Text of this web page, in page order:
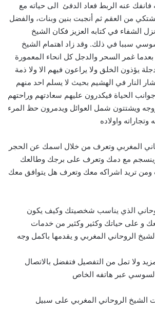
عنه الربط فعاد الدفئ الى حياته مع
من العقم ثم أنجبت بنين وبنات، والفضل
الشفاء في كتابه العزيز فكان الشيخ
سببا في ذلك. وقد زاد اهتمام الشيخ
بعدما غمر السحر والدجل كل انحاء المعمورة
يؤذون الخلق ولا يراعون فيهم الا ولا ذمة
النار في الهشيم بحيث لا يسلم احد منهم
الحياة فيكدرون عليهم سعادتهم وراحتهم
ويشتتون شمل العوائل ويدمرون حظ المرء
واولاده
المغربي وتعرف من خلال اسمك عن الحجر
وينسجم مع دمك وتعرف على برجك وطالعك
ومن تريد اشراكه معك وتعرف هل يتوافق معك
الذي يناسب شخصيتك وكيف يكون
و على حياتك وكثير وكثير من خدمات
الروحاني المغربي و يقدمها باكمل وجه
ولا تمل من التفصيل فتفضل بالاتصال
عبر هاتفه الخاص
الشيخ الروحاني المغربي على سبيل